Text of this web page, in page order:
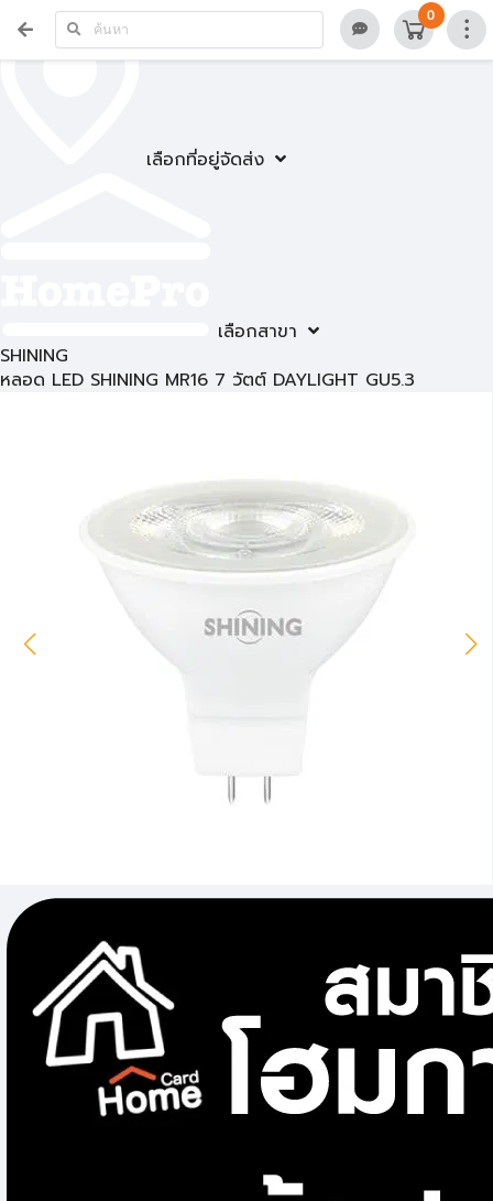
เลือกที่อยู่จัดส่ง
เลือกสาขา
0
SHINING
หลอด LED SHINING MR16 7 วัตต์ DAYLIGHT GU5.3